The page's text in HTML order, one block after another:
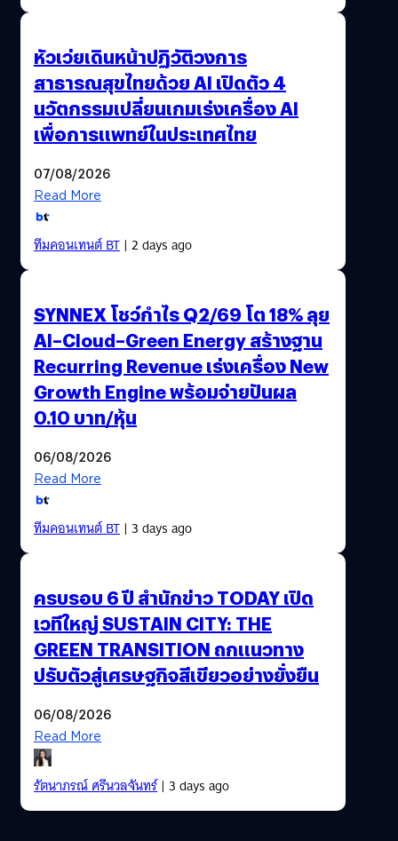
หัวเว่ยเดินหน้าปฏิวัติวงการ
สาธารณสุขไทยด้วย AI เปิดตัว 4
นวัตกรรมเปลี่ยนเกมเร่งเครื่อง AI
เพื่อการแพทย์ในประเทศไทย
07/08/2026
Read More
ทีมคอนเทนต์ BT| 2 days ago
SYNNEX โชว์กำไร Q2/69 โต 18% ลุย
AI–Cloud–Green Energy สร้างฐาน
Recurring Revenue เร่งเครื่อง New
Growth Engine พร้อมจ่ายปันผล
0.10 บาท/หุ้น
06/08/2026
Read More
ทีมคอนเทนต์ BT| 3 days ago
ครบรอบ 6 ปี สำนักข่าว TODAY เปิด
เวทีใหญ่ SUSTAIN CITY: THE
GREEN TRANSITION ถกแนวทาง
ปรับตัวสู่เศรษฐกิจสีเขียวอย่างยั่งยืน
06/08/2026
Read More
รัตนาภรณ์ ศรีนวลจันทร์| 3 days ago